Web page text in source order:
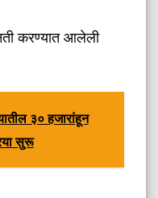
करण्यात आलेली
३० हजारांहून
सुरू